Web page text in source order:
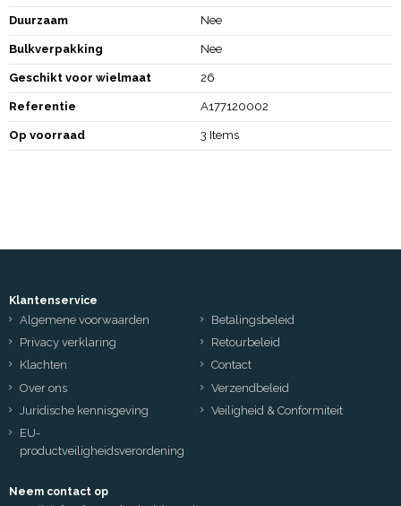
Duurzaam Nee
Bulkverpakking Nee
Geschikt voor wielmaat 26
Referentie A177120002
Op voorraad 3 Items
Klantenservice
Algemene voorwaarden
Betalingsbeleid
Privacy verklaring
Retourbeleid
Klachten
Contact
Over ons
Verzendbeleid
Juridische kennisgeving
Veiligheid & Conformiteit
EU-
productveiligheidsverordening
Neem contact op